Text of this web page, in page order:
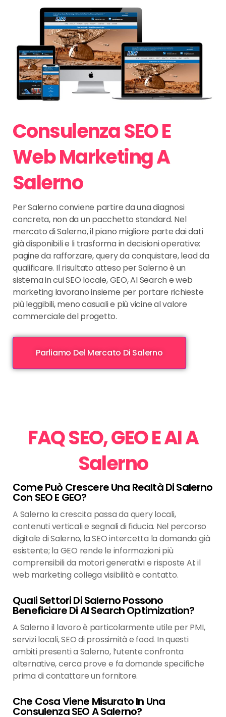
Consulenza SEO E
Web Marketing A
Salerno
Per Salerno conviene partire da una diagnosi
concreta, non da un pacchetto standard. Nel
mercato di Salerno, il piano migliore parte dai dati
già disponibili e li trasforma in decisioni operative:
pagine da rafforzare, query da conquistare, lead da
qualificare. Il risultato atteso per Salerno è un
sistema in cui SEO locale, GEO, AI Search e web
marketing lavorano insieme per portare richieste
più leggibili, meno casuali e più vicine al valore
commerciale del progetto.
Parliamo Del Mercato Di Salerno
FAQ SEO, GEO E AI A
Salerno
Come Può Crescere Una Realtà Di Salerno
Con SEO E GEO?
A Salerno la crescita passa da query locali,
contenuti verticali e segnali di fiducia. Nel percorso
digitale di Salerno, la SEO intercetta la domanda già
esistente; la GEO rende le informazioni più
comprensibili da motori generativi e risposte AI; il
web marketing collega visibilità e contatto.
Quali Settori Di Salerno Possono
Beneficiare Di AI Search Optimization?
A Salerno il lavoro è particolarmente utile per PMI,
servizi locali, SEO di prossimità e food. In questi
ambiti presenti a Salerno, l’utente confronta
alternative, cerca prove e fa domande specifiche
prima di contattare un fornitore.
Che Cosa Viene Misurato In Una
Consulenza SEO A Salerno?